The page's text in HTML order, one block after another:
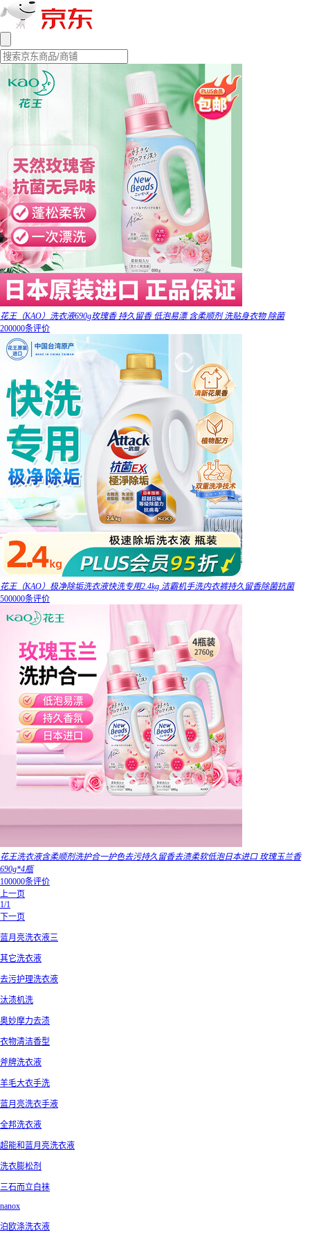
花王（KAO）洗衣液690g玫瑰香 持久留香 低泡易漂 含柔顺剂 洗贴身衣物 除菌
200000条评价
花王（KAO）极净除垢洗衣液快洗专用2.4kg 洁霸机手洗内衣裤持久留香除菌抗菌
500000条评价
花王洗衣液含柔顺剂洗护合一护色去污持久留香去渍柔软低泡日本进口 玫瑰玉兰香
690g*4瓶
100000条评价
上一页
1/1
下一页
蓝月亮洗衣液三
其它洗衣液
去污护理洗衣液
汰渍机洗
奥妙摩力去渍
衣物清洁香型
斧牌洗衣液
羊毛大衣手洗
蓝月亮洗衣手液
全邦洗衣液
超能和蓝月亮洗衣液
洗衣膨松剂
三石而立白袜
nanox
泊欧涤洗衣液